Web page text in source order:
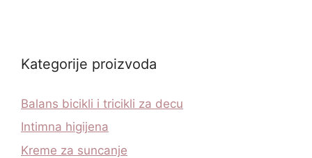
Kategorije proizvoda
Balans bicikli i tricikli za decu
Intimna higijena
Kreme za suncanje